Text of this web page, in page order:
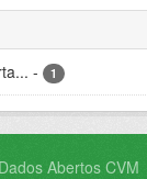
- 1
Abertos CVM